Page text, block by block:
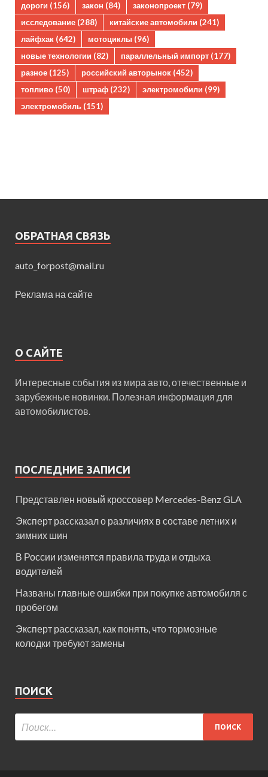
дороги (156) закон (84) законопроект (79)
исследование (288) китайские автомобили (241)
лайфхак (642) мотоциклы (96)
новые технологии (82) параллельный импорт (177)
разное (125) российский авторынок (452)
топливо (50) штраф (232) электромобили (99)
электромобиль (151)
ОБРАТНАЯ СВЯЗЬ
auto_forpost@mail.ru
Реклама на сайте
О САЙТЕ
Интересные события из мира авто, отечественные и
зарубежные новинки. Полезная информация для
автомобилистов.
ПОСЛЕДНИЕ ЗАПИСИ
Представлен новый кроссовер Mercedes-Benz GLA
Эксперт рассказал о различиях в составе летних и
зимних шин
В России изменятся правила труда и отдыха
водителей
Названы главные ошибки при покупке автомобиля с
пробегом
Эксперт рассказал, как понять, что тормозные
колодки требуют замены
ПОИСК